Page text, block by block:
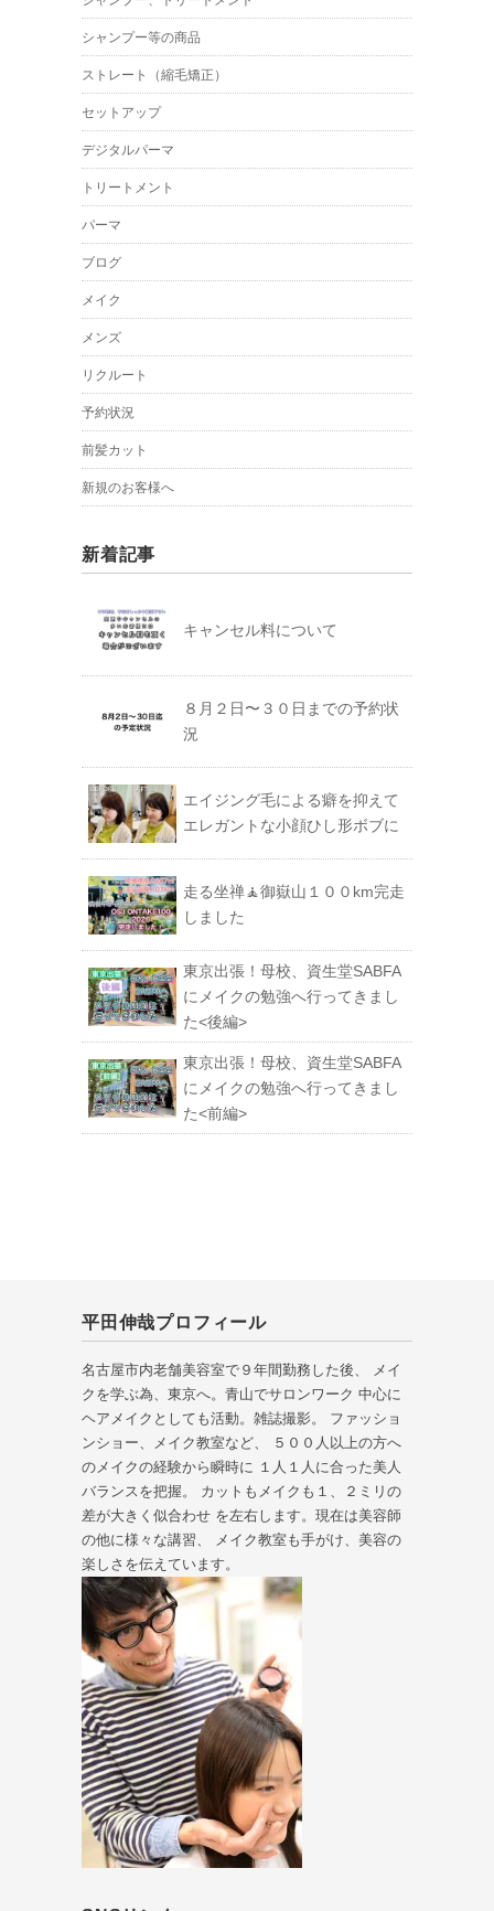
シャンプー等の商品
ストレート（縮毛矯正）
セットアップ
デジタルパーマ
トリートメント
パーマ
ブログ
メイク
メンズ
リクルート
予約状況
前髪カット
新規のお客様へ
新着記事
キャンセル料について
８月２日〜３０日までの予約状
況
エイジング毛による癖を抑えて
エレガントな小顔ひし形ボブに
走る坐禅🧘御嶽山１００km完走
しました
東京出張！母校、資生堂SABFA
にメイクの勉強へ行ってきまし
た<後編>
東京出張！母校、資生堂SABFA
にメイクの勉強へ行ってきまし
た<前編>
平田伸哉プロフィール
名古屋市内老舗美容室で９年間勤務した後、 メイ
クを学ぶ為、東京へ。青山でサロンワーク 中心に
ヘアメイクとしても活動。雑誌撮影。 ファッショ
ンショー、メイク教室など、 ５００人以上の方へ
のメイクの経験から瞬時に １人１人に合った美人
バランスを把握。 カットもメイクも１、２ミリの
差が大きく似合わせ を左右します。現在は美容師
の他に様々な講習、 メイク教室も手がけ、美容の
楽しさを伝えています。